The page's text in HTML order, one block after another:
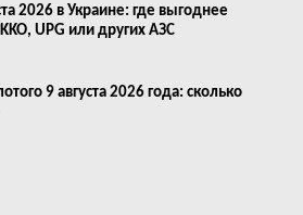
2026 в Украине: где выгоднее
UPG или других АЗС
9 августа 2026 года: сколько